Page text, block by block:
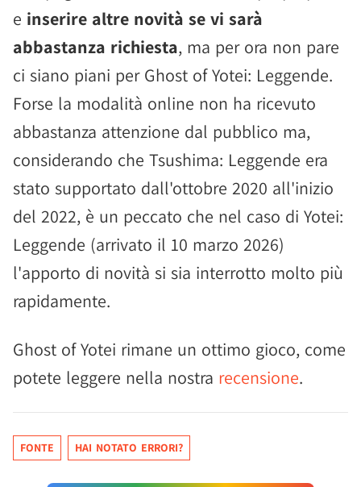
e inserire altre novità se vi sarà
abbastanza richiesta, ma per ora non pare
ci siano piani per Ghost of Yotei: Leggende.
Forse la modalità online non ha ricevuto
abbastanza attenzione dal pubblico ma,
considerando che Tsushima: Leggende era
stato supportato dall'ottobre 2020 all'inizio
del 2022, è un peccato che nel caso di Yotei:
Leggende (arrivato il 10 marzo 2026)
l'apporto di novità si sia interrotto molto più
rapidamente.
Ghost of Yotei rimane un ottimo gioco, come
potete leggere nella nostra recensione.
FONTE HAI NOTATO ERRORI?